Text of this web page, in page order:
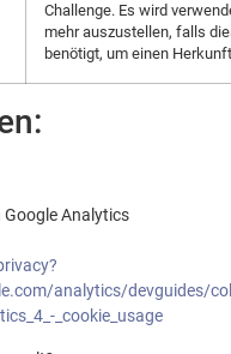
Challenge. Es wird
mehr auszustellen, falls
benötigt, um einen
Google Analytics
analytics/devguides/
_cookie_usage